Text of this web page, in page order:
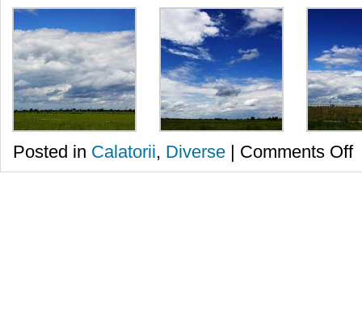
Posted in Calatorii, Diverse | Comments Off